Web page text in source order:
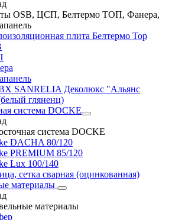
OSB, ЦСП, Белтермо ТОП, Фанера,
плита Белтермо Top
SANRELIA Деколюкс "Альянс
гляненц)
система DOCKE
система DOCKE
DACHA 80/120
PREMIUM 85/120
Luх 100/140
сетка сварная (оцинкованная)
материалы
материалы